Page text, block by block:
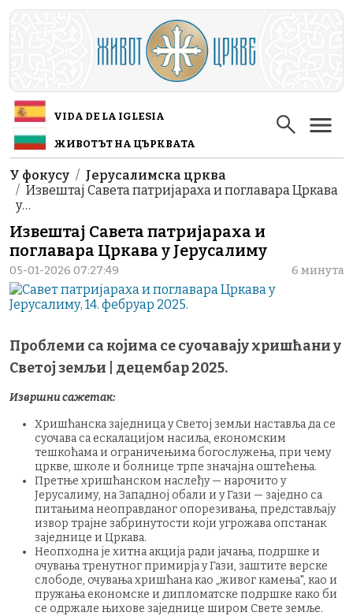
Skip to main content
VIDA DE LA IGLESIA
ЖИВОТЪТ НА ЦЪРКВАТА
Breadcrumb
У фокусу
Јерусалимска црква
Извештај Савета патријараха и поглавара Цркава
у…
Извештај Савета патријараха и
поглавара Цркава у Јерусалиму
05-01-2026 07:27:49 6 минута
Проблеми са којима се суочавају хришћани у
Светој земљи | децембар 2025.
Извршни сажетак:
Хришћанска заједница у Светој земљи наставља да се
суочава са ескалацијом насиља, економским
тешкоћама и ограничењима богослужења, при чему
цркве, школе и болнице трпе значајна оштећења.
Претње хришћанском наслеђу — нарочито у
Јерусалиму, на Западној обали и у Гази — заједно са
питањима неоправданог опорезивања, представљају
извор трајне забринутости који угрожава опстанак
заједнице и Цркава.
Неопходна је хитна акција ради јачања, подршке и
очувања тренутног примирја у Гази, заштите верске
слободе, очувања хришћана као „живог камења", као и
пружања економске и дипломатске подршке како би
се одржале њихове заједнице широм Свете земље.